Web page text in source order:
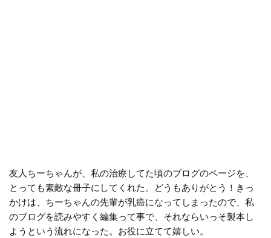
友人ちーちゃんが、私の治療してた頃のブログのページを、
とっても素敵な冊子にしてくれた。どうもありがとう！きっ
かけは、ちーちゃんの先輩が乳癌になってしまったので、私
のブログを読みやすく編集って事で、それならいっそ製本し
ようという流れになった。お役に立てて嬉しい。